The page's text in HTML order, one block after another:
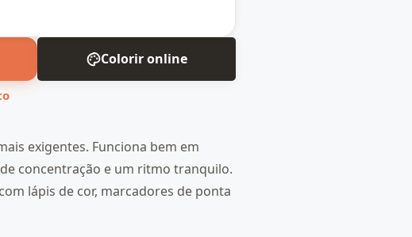
Colorir online
exigentes. Funciona bem em
concentração e um ritmo tranquilo.
lápis de cor, marcadores de ponta